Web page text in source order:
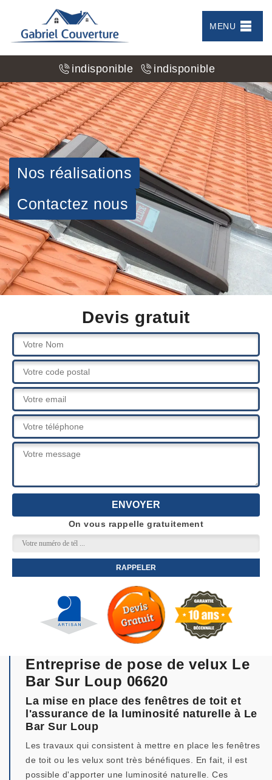
MENU
indisponible indisponible
Nos réalisations
Contactez nous
Devis gratuit
On vous rappelle gratuitement
Entreprise de pose de velux Le
Bar Sur Loup 06620
La mise en place des fenêtres de toit et
l'assurance de la luminosité naturelle à Le
Bar Sur Loup
Les travaux qui consistent à mettre en place les fenêtres
de toit ou les velux sont très bénéfiques. En fait, il est
possible d'apporter une luminosité naturelle. Ces